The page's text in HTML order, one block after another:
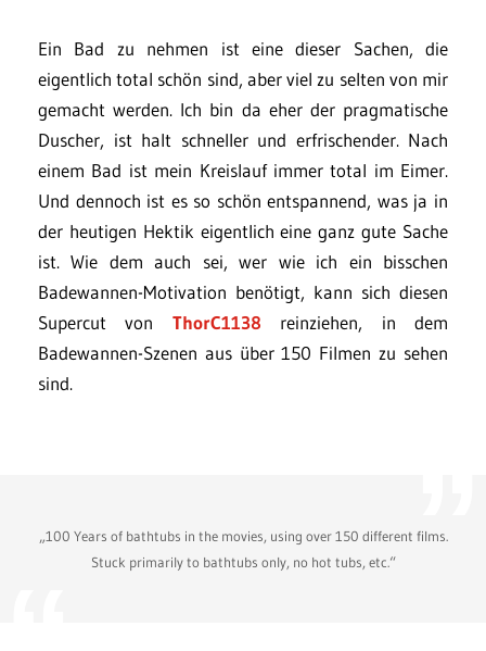
Ein Bad zu nehmen ist eine dieser Sachen, die
eigentlich total schön sind, aber viel zu selten von mir
gemacht werden. Ich bin da eher der pragmatische
Duscher, ist halt schneller und erfrischender. Nach
einem Bad ist mein Kreislauf immer total im Eimer.
Und dennoch ist es so schön entspannend, was ja in
der heutigen Hektik eigentlich eine ganz gute Sache
ist. Wie dem auch sei, wer wie ich ein bisschen
Badewannen-Motivation benötigt, kann sich diesen
Supercut von ThorC1138 reinziehen, in dem
Badewannen-Szenen aus über 150 Filmen zu sehen
sind.
„100 Years of bathtubs in the movies, using over 150 different films.
Stuck primarily to bathtubs only, no hot tubs, etc.“